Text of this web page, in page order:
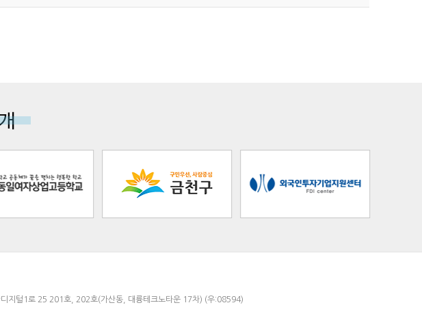
디지털1로 25 201호, 202호(가산동, 대륭테크노타운 17차) (우:08594)